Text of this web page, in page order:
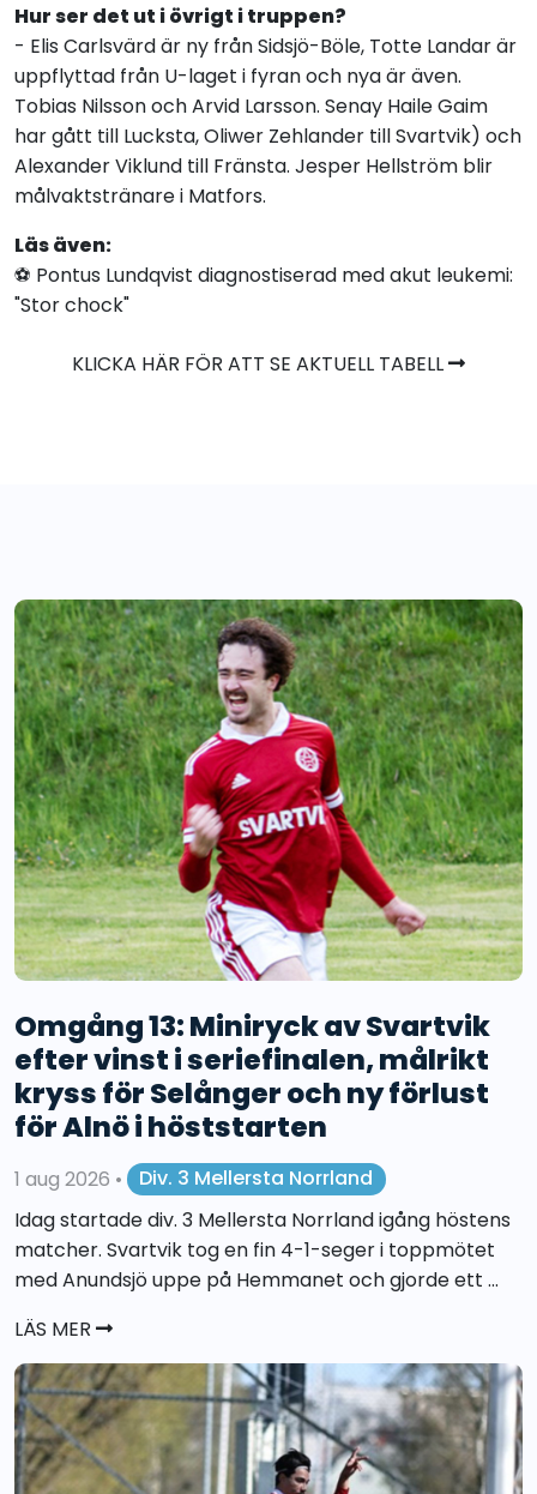
Hur ser det ut i övrigt i truppen?
- Elis Carlsvärd är ny från Sidsjö-Böle, Totte Landar är
uppflyttad från U-laget i fyran och nya är även.
Tobias Nilsson och Arvid Larsson. Senay Haile Gaim
har gått till Lucksta, Oliwer Zehlander till Svartvik) och
Alexander Viklund till Fränsta. Jesper Hellström blir
målvaktstränare i Matfors.
Läs även:
⚽️ Pontus Lundqvist diagnostiserad med akut leukemi:
"Stor chock"
KLICKA HÄR FÖR ATT SE AKTUELL TABELL
Omgång 13: Miniryck av Svartvik
efter vinst i seriefinalen, målrikt
kryss för Selånger och ny förlust
för Alnö i höststarten
1 aug 2026 •
Div. 3 Mellersta Norrland
Idag startade div. 3 Mellersta Norrland igång höstens
matcher. Svartvik tog en fin 4-1-seger i toppmötet
med Anundsjö uppe på Hemmanet och gjorde ett ...
LÄS MER